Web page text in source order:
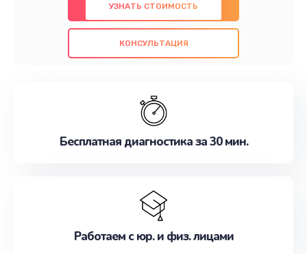
использованием оригинальных компонентов, а
также гарантируем качество всех
проведенных работ. Наша цель - предоставить
наилучшим образом. Не медлите записаться на
УЗНАТЬ СТОИМОСТЬ
КОНСУЛЬТАЦИЯ
Бесплатная диагностика за 30 мин.
Работаем с юр. и физ. лицами